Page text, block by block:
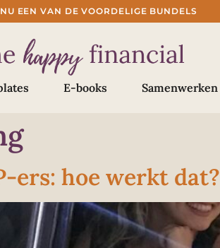
EEN VAN DE VOORDELIGE BUNDELS
E-books Samenwerken
ers: hoe werkt dat?